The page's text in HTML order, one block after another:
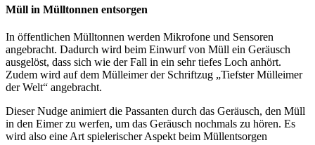
Müll in Mülltonnen entsorgen
In öffentlichen Mülltonnen werden Mikrofone und Sensoren
angebracht. Dadurch wird beim Einwurf von Müll ein Geräusch
ausgelöst, dass sich wie der Fall in ein sehr tiefes Loch anhört.
Zudem wird auf dem Mülleimer der Schriftzug „Tiefster Mülleimer
der Welt“ angebracht.
Dieser Nudge animiert die Passanten durch das Geräusch, den Müll
in den Eimer zu werfen, um das Geräusch nochmals zu hören. Es
wird also eine Art spielerischer Aspekt beim Müllentsorgen